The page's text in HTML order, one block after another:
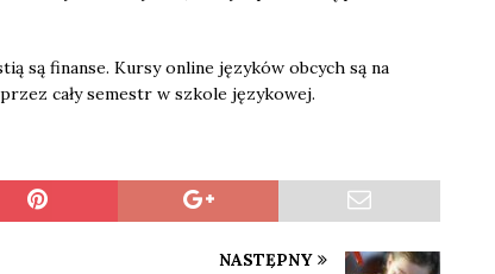
są finanse. Kursy online języków obcych są na
cały semestr w szkole językowej.
NASTĘPNY